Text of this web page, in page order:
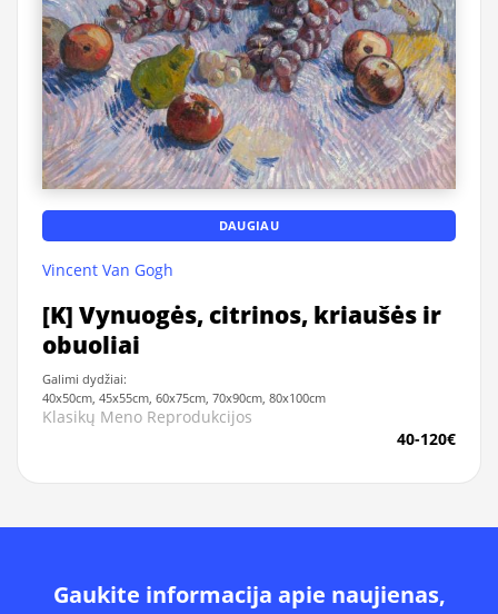
DAUGIAU
Vincent Van Gogh
[K] Vynuogės, citrinos, kriaušės ir
obuoliai
Galimi dydžiai:
40x50cm, 45x55cm, 60x75cm, 70x90cm, 80x100cm
Klasikų Meno Reprodukcijos
40-120€
Gaukite informacija apie naujienas,